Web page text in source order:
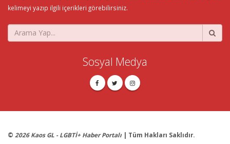
kelimeyi yazıp ilgili içerikleri görebilirsiniz.
Sosyal Medya
© 2026 Kaos GL - LGBTİ+ Haber Portalı | Tüm Hakları Saklıdır.